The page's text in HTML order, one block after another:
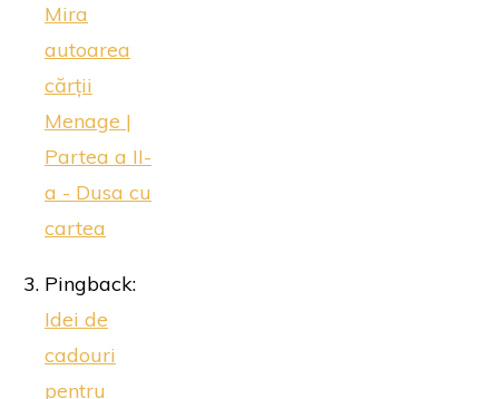
Mira
autoarea
cărții
Menage |
Partea a II-
a - Dusa cu
cartea
Pingback:
Idei de
cadouri
pentru